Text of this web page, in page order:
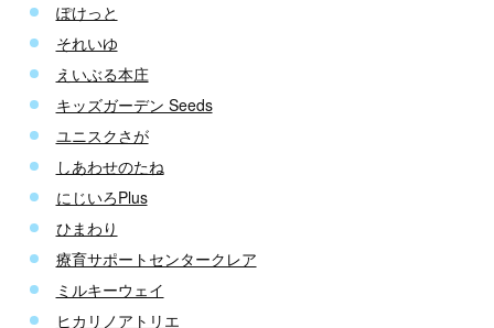
ぽけっと
それいゆ
えいぶる本庄
キッズガーデン Seeds
ユニスクさが
しあわせのたね
にじいろPlus
ひまわり
療育サポートセンタークレア
ミルキーウェイ
ヒカリノアトリエ